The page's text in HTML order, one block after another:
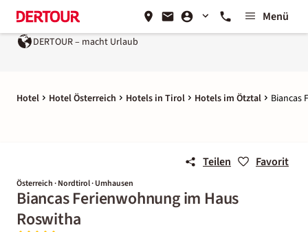
Menü
DERTOUR – macht Urlaub
Hotel Hotel Österreich Hotels in Tirol Hotels im Ötztal Biancas
Teilen Favorit
Österreich · Nordtirol · Umhausen
Biancas Ferienwohnung im Haus
Roswitha